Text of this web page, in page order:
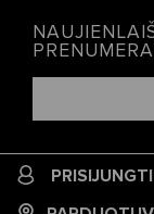
PRISIJUNGTI